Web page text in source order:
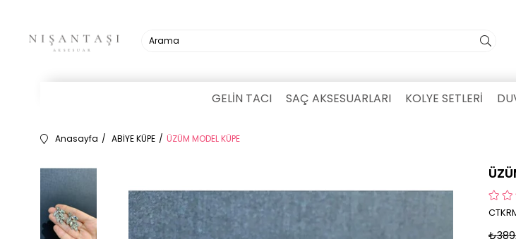
GELİN TACI SAÇ AKSESUARLARI KOLYE SETLERİ
Anasayfa ABİYE KÜPE ÜZÜM MODEL KÜPE